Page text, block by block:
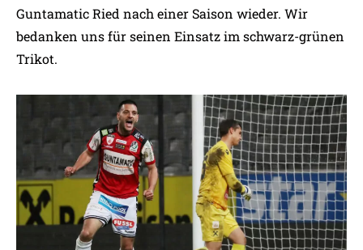
Guntamatic Ried nach einer Saison wieder. Wir
bedanken uns für seinen Einsatz im schwarz-grünen
Trikot.